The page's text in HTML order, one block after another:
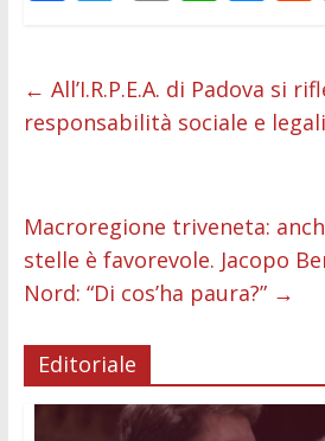
b
o
k
er l s
A
p
e
n
er
t
← All’I.R.P.E.A. di Padova si
responsabilità sociale e
Macroregione triveneta:
stelle è favorevole. Jacopo
Nord: “Di cos’ha paura?” →
Editoriale